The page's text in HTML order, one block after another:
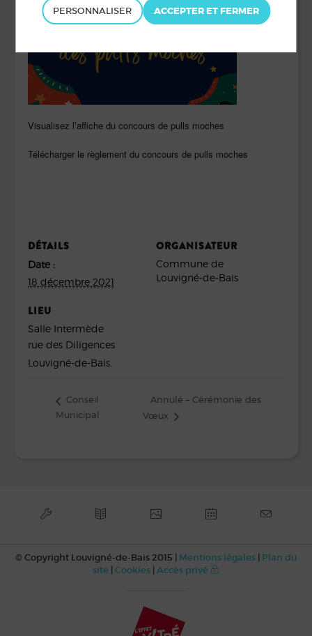
Visualisez l’affiche du concours de pulls moches
Télécharger le règlement du concours de pulls moches
DÉTAILS
Date :
18 décembre 2021
LIEU
Salle Intermède
rue des Diligences
Louvigné-de-Bais
ORGANISATEUR
Commune de
Louvigné-de-Bais
Conseil
Municipal
Annulé – Cérémonie des
Vœux
© Copyright Louvigné-de-Bais 2015 | Mentions légales | Plan du
site | Cookies | Accès privé
PERSONNALISER